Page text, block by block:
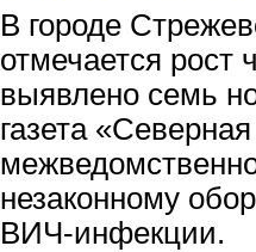
В городе
отмечается
выявлено семь
газета
незаконному
ВИЧ-инфекции.